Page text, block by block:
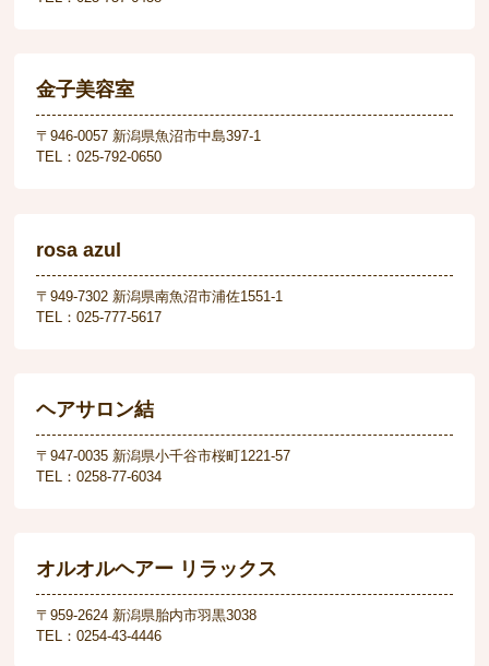
金子美容室
〒946-0057 新潟県魚沼市中島397-1
TEL：025-792-0650
rosa azul
〒949-7302 新潟県南魚沼市浦佐1551-1
TEL：025-777-5617
ヘアサロン結
〒947-0035 新潟県小千谷市桜町1221-57
TEL：0258-77-6034
オルオルヘアー リラックス
〒959-2624 新潟県胎内市羽黒3038
TEL：0254-43-4446